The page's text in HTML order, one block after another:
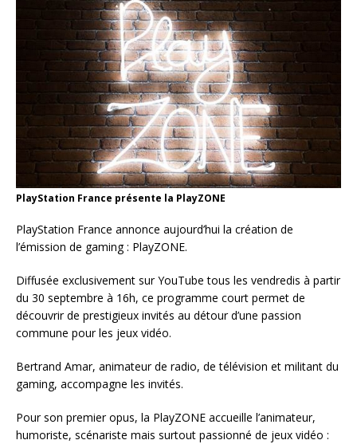
PlayStation France présente la PlayZONE
PlayStation France annonce aujourd’hui la création de
l’émission de gaming : PlayZONE.
Diffusée exclusivement sur YouTube tous les vendredis à partir
du 30 septembre à 16h, ce programme court permet de
découvrir de prestigieux invités au détour d’une passion
commune pour les jeux vidéo.
Bertrand Amar, animateur de radio, de télévision et militant du
gaming, accompagne les invités.
Pour son premier opus, la PlayZONE accueille l’animateur,
humoriste, scénariste mais surtout passionné de jeux vidéo :